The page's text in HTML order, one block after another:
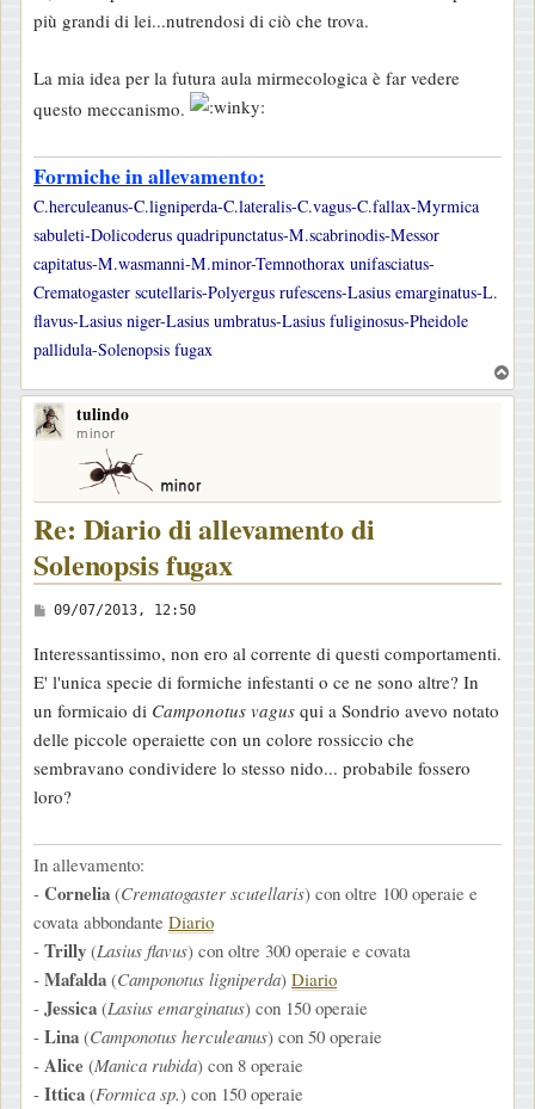
s
g
g
o
più grandi di lei...nutrendosi di ciò che trova.
La mia idea per la futura aula mirmecologica è far vedere
questo meccanismo.
Formiche in allevamento:
C.herculeanus-C.ligniperda-C.lateralis-C.vagus-C.fallax-Myrmica
sabuleti-Dolicoderus quadripunctatus-M.scabrinodis-Messor
capitatus-M.wasmanni-M.minor-Temnothorax unifasciatus-
Crematogaster scutellaris-Polyergus rufescens-Lasius emarginatus-L.
flavus-Lasius niger-Lasius umbratus-Lasius fuliginosus-Pheidole
pallidula-Solenopsis fugax
o
tulindo
minor
Re: Diario di allevamento di
Solenopsis fugax
M
s
s
a
g
g
i
09/07/2013, 12:50
Interessantissimo, non ero al corrente di questi comportamenti.
E' l'unica specie di formiche infestanti o ce ne sono altre? In
un formicaio di Camponotus vagus qui a Sondrio avevo notato
delle piccole operaiette con un colore rossiccio che
sembravano condividere lo stesso nido... probabile fossero
loro?
In allevamento:
- Cornelia (Crematogaster scutellaris) con oltre 100 operaie e
covata abbondante Diario
- Trilly (Lasius flavus) con oltre 300 operaie e covata
- Mafalda (Camponotus ligniperda) Diario
- Jessica (Lasius emarginatus) con 150 operaie
- Lina (Camponotus herculeanus) con 50 operaie
- Alice (Manica rubida) con 8 operaie
- Ittica (Formica sp.) con 150 operaie